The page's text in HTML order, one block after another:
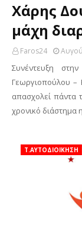
Χάρης
μάχη
Faros24
Συνέντευξη
Γεωργιοπούλου –
απασχολεί πάντα
χρονικό διάστημα
Τ.ΑΥΤΟΔΙΟΙΚΗΣΗ